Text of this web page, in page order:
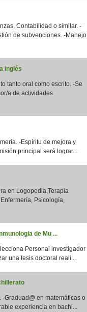
Contabilidad o similar. -
de subvenciones. -Manejo
inglés
tanto oral como escrito. -Se
a de actividades
-Espíritu de mejora y
principal será lograr...
en Logopedia,Terapia
Psicología,
de Mu ...
Personal investigador
una tesis doctoral reali...
Graduad@ en matemáticas o
experiencia en bachi...